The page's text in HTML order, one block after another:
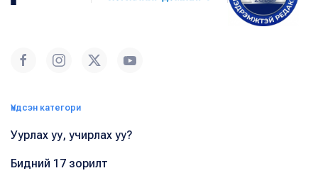
Үндсэн категори
Уурлах уу, учирлах уу?
Бидний 17 зорилт